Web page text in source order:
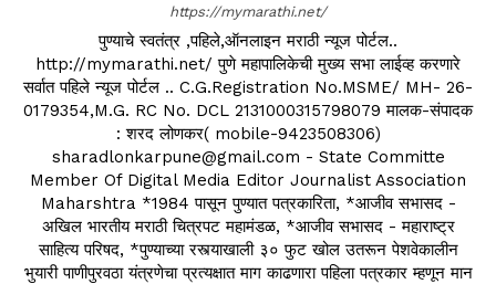
https://mymarathi.net/
पुण्याचे स्वतंत्र ,पहिले,ऑनलाइन मराठी न्यूज पोर्टल..
http://mymarathi.net/ पुणे महापालिकेची मुख्य सभा लाईव्ह करणारे
सर्वात पहिले न्यूज पोर्टल .. C.G.Registration No.MSME/ MH- 26-
0179354,M.G. RC No. DCL 2131000315798079 मालक-संपादक
: शरद लोणकर( mobile-9423508306)
sharadlonkarpune@gmail.com - State Committe
Member Of Digital Media Editor Journalist Association
Maharshtra *1984 पासून पुण्यात पत्रकारिता, *आजीव सभासद -
अखिल भारतीय मराठी चित्रपट महामंडळ, *आजीव सभासद - महाराष्ट्र
साहित्य परिषद, *पुण्याच्या रस्त्याखाली ३० फुट खोल उतरून पेशवेकालीन
भुयारी पाणीपुरवठा यंत्रणेचा प्रत्यक्षात माग काढणारा पहिला पत्रकार म्हणून मान